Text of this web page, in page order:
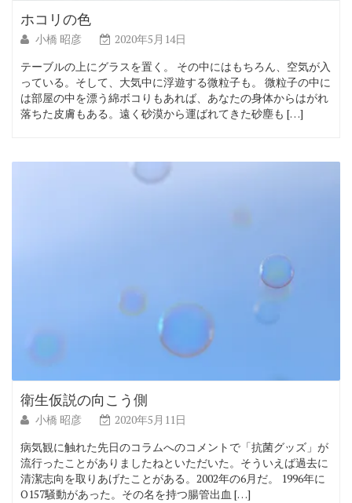
ホコリの色
小橋 昭彦
2020年5月14日
テーブルの上にグラスを置く。 その中にはもちろん、空気が入
っている。そして、大気中に浮遊する微粒子も。 微粒子の中に
は部屋の中を漂う綿ボコりもあれば、あなたの身体からはがれ
落ちた皮膚もある。遠く砂漠から運ばれてきた砂塵も […]
衛生仮説の向こう側
小橋 昭彦
2020年5月11日
病気観に触れた先日のコラムへのコメントで「抗菌グッズ」が
流行ったことがありましたねといただいた。そういえば過去に
清潔志向を取りあげたことがある。2002年の6月だ。 1996年に
O157騒動があった。その名を持つ腸管出血 […]